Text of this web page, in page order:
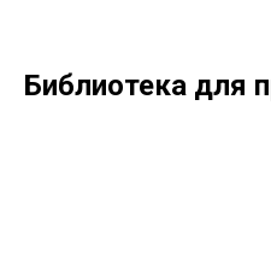
Библиотека для